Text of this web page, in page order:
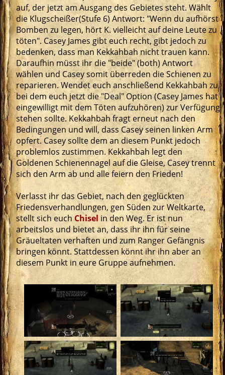
auf, der jetzt am Ausgang des Gebietes steht. Wählt
die Klugscheißer(Stufe 6) Antwort: "Wenn du aufhörst
Bomben zu legen, hört K. vielleicht auf deine Leute zu
töten". Casey James gibt euch recht, gibt jedoch zu
bedenken, dass man Kekkahbah nicht trauen kann.
Daraufhin müsst ihr die "beide" (both) Antwort
wählen und Casey somit überreden die Schienen zu
reparieren. Wendet euch anschließend Kekkahbah zu,
bei dem euch jetzt die "Deal" Option (Casey James hat
eingewilligt mit dem Töten aufzuhören) zur Verfügung
stehen sollte. Kekkahbah fragt erneut nach den
Bedingungen und will, dass Casey seinen linken Arm
opfert. Casey sollte dem an diesem Punkt jedoch
problemlos zustimmen. Kekkahbah legt den
Goldenen Schienennagel auf die Gleise, Casey trennt
sich den Arm ab und alle feiern den Frieden!
Verlasst ihr das Gebiet, nach den geglückten
Friedensverhandlungen, gen Süden zur Weltkarte,
stellt sich euchChiselin den Weg. Er ist nun
arbeitslos und bietet an, dass ihr ihn für seine
Gräueltaten verhaften und zum Ranger Gefängnis
bringen könnt. Stattdessen könnt ihr ihn aber an
diesem Punkt in eure Gruppe aufnehmen.